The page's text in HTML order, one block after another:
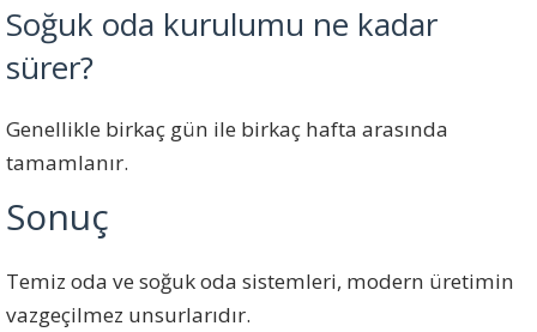
Soğuk oda kurulumu ne kadar
sürer?
Genellikle birkaç gün ile birkaç hafta arasında
tamamlanır.
Sonuç
Temiz oda ve soğuk oda sistemleri, modern üretimin
vazgeçilmez unsurlarıdır.